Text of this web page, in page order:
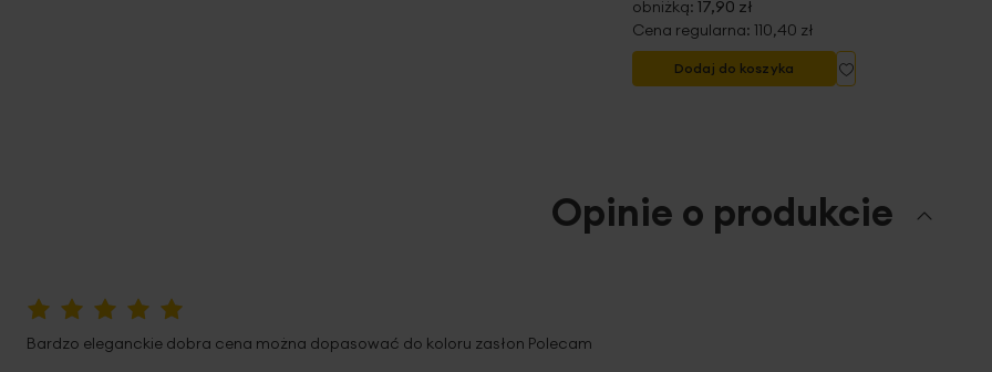
obniżką: 17,90 zł
Cena regularna: 110,40 zł
Dodaj do koszyka
do
Opinie o produkcie
Bardzo eleganckie dobra cena można dopasować do koloru zasłon Polecam